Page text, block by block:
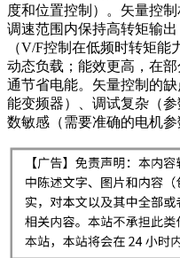
度和位置控制）。矢量控
调速范围内保持高转矩输
（V/F控制在低频时转矩
动态负载；能效更高，在
通节省电能。矢量控制的
能变频器）、调试复杂（
数敏感（需要准确的电机参